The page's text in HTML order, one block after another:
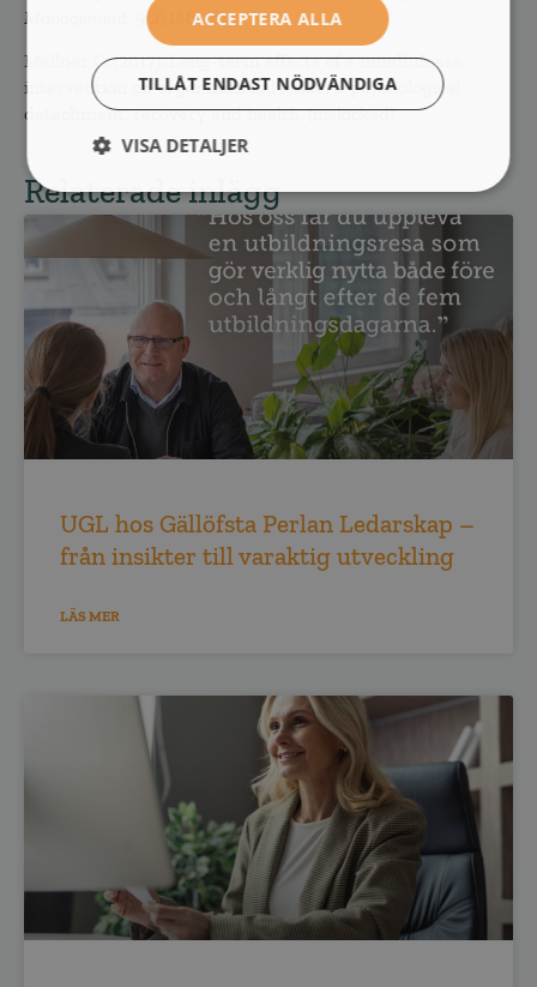
Management, 9(2),
146-164.
Mellner C. (2017). Long-term effects of a mindfulness
intervention on organizational leaders’ psychological
detachment, recovery and health. (inskickad)
Relaterade inlägg
UGL hos Gällöfsta Perlan Ledarskap –
från insikter till varaktig utveckling
LÄS MER
ACCEPTERA ALLA
TILLÅT ENDAST NÖDVÄNDIGA
VISA DETALJER